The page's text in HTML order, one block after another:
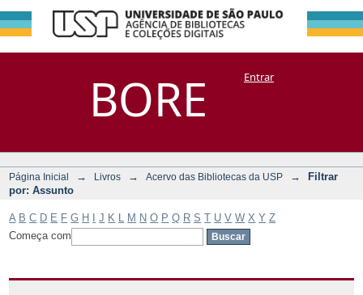
BORE
Filtrar por:
Assunto
DSpace/Manakin + CoriscoEntrar
Página Inicial → Livros → Acervo das Bibliotecas da USP →
Filtrar
por: Assunto
A B C D E F G H J K M N O P Q R S T U V W X Y Z
Começa com